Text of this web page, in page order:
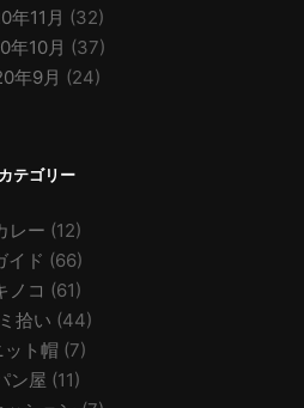
年11月 (32)
年10月 (37)
年9月 (24)
カテゴリー
レー (12)
イド (66)
ノコ (61)
拾い (44)
ット帽 (7)
ン屋 (11)